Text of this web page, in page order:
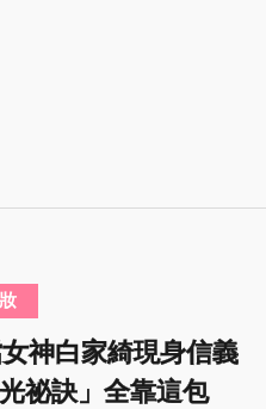
神白家綺現身信義
祕訣」全靠這包